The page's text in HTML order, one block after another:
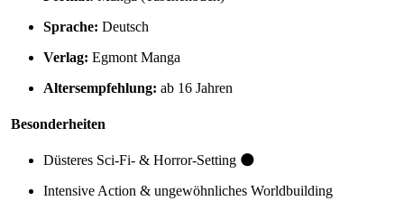
Sprache: Deutsch
Verlag: Egmont Manga
Altersempfehlung: ab 16 Jahren
Besonderheiten
Düsteres Sci-Fi- & Horror-Setting 🌑
Intensive Action & ungewöhnliches Worldbuilding